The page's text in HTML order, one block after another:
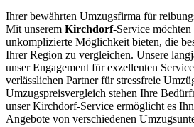
Ihrer bewährten Umzugsfirma für
Mit unserem Kirchdorf-Service
unkomplizierte Möglichkeit bieten, die
Ihrer Region zu vergleichen. Unsere
unser Engagement für exzellenten
verlässlichen Partner für stressfreie
Umzugspreisvergleich stehen Ihre
unser Kirchdorf-Service ermöglicht es
Angebote von verschiedenen